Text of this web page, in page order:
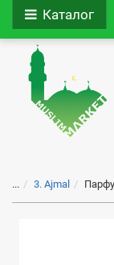
Каталог
... 3. Ajmal